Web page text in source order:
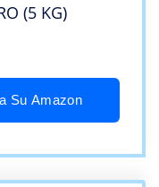
(5 KG)
Su Amazon